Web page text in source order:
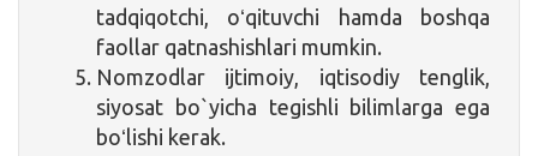
tadqiqotchi, oʻqituvchi hamda boshqa
faollar qatnashishlari mumkin.
Nomzodlar ijtimoiy, iqtisodiy tenglik,
siyosat bo`yicha tegishli bilimlarga ega
boʻlishi kerak.